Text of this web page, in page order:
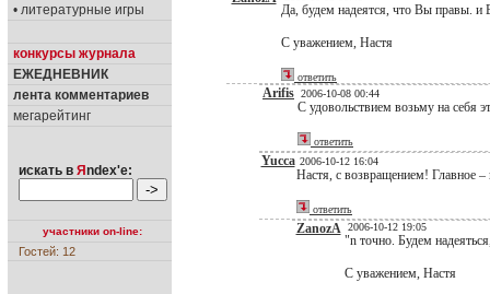
• литературные игры
конкурсы журнала
ЕЖЕДНЕВНИК
лента комментариев
мегарейтинг
искать в Я ndex'е:
участники on-line:
Гостей: 12
Да, будем надеятся, что Вы правы. и
С уважением, Настя
ответить
Arifis 2006-10-08 00:44
С удовольствием возьму на себя
ответить
Yucca 2006-10-12 16:04
Настя, с возвращением! Главное –
ответить
ZanozA 2006-10-12 19:05
"n точно. Будем
С уважением, Настя